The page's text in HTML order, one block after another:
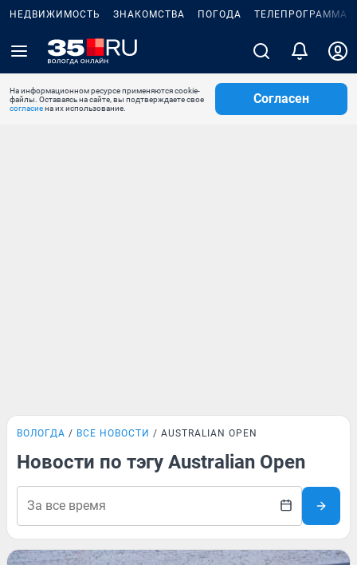
НЕДВИЖИМОСТЬ ЗНАКОМСТВА ПОГОДА ТЕЛЕПРОГРАММА
На информационном ресурсе применяются cookie-
файлы. Оставаясь на сайте, вы подтверждаете свое
согласиена их использование.
Согласен
ВОЛОГДА ВСЕ НОВОСТИ AUSTRALIAN OPEN
Новости по тэгу Australian Open